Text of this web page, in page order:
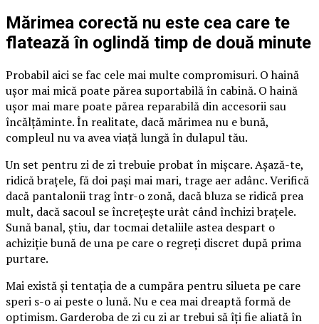
Mărimea corectă nu este cea care te
flatează în oglindă timp de două minute
Probabil aici se fac cele mai multe compromisuri. O haină
ușor mai mică poate părea suportabilă în cabină. O haină
ușor mai mare poate părea reparabilă din accesorii sau
încălțăminte. În realitate, dacă mărimea nu e bună,
compleul nu va avea viață lungă în dulapul tău.
Un set pentru zi de zi trebuie probat în mișcare. Așază-te,
ridică brațele, fă doi pași mai mari, trage aer adânc. Verifică
dacă pantalonii trag într-o zonă, dacă bluza se ridică prea
mult, dacă sacoul se încrețește urât când închizi brațele.
Sună banal, știu, dar tocmai detaliile astea despart o
achiziție bună de una pe care o regreți discret după prima
purtare.
Mai există și tentația de a cumpăra pentru silueta pe care
speri s-o ai peste o lună. Nu e cea mai dreaptă formă de
optimism. Garderoba de zi cu zi ar trebui să îți fie aliată în